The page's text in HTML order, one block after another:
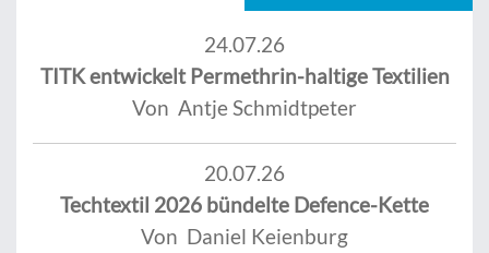
24.07.26
TITK entwickelt Permethrin-haltige Textilien
Von Antje Schmidtpeter
20.07.26
Techtextil 2026 bündelte Defence-Kette
Von Daniel Keienburg